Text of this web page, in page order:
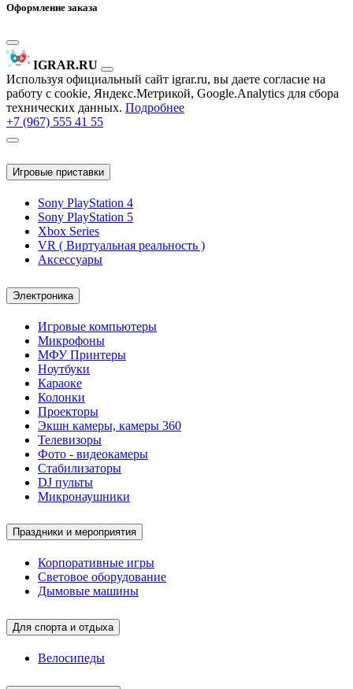
Оформление заказа
IGRAR.RU
Используя официальный сайт igrar.ru, вы даете согласие на
работу с cookie, Яндекс.Метрикой, Google.Analytics для сбора
технических данных. Подробнее
+7 (967) 555 41 55
Игровые приставки
Sony PlayStation 4
Sony PlayStation 5
Xbox Series
VR ( Виртуальная реальность )
Аксессуары
Электроника
Игровые компьютеры
Микрофоны
МФУ Принтеры
Ноутбуки
Караоке
Колонки
Проекторы
Экшн камеры, камеры 360
Телевизоры
Фото - видеокамеры
Стабилизаторы
DJ пульты
Микронаушники
Праздники и мероприятия
Корпоративные игры
Световое оборудование
Дымовые машины
Для спорта и отдыха
Велосипеды